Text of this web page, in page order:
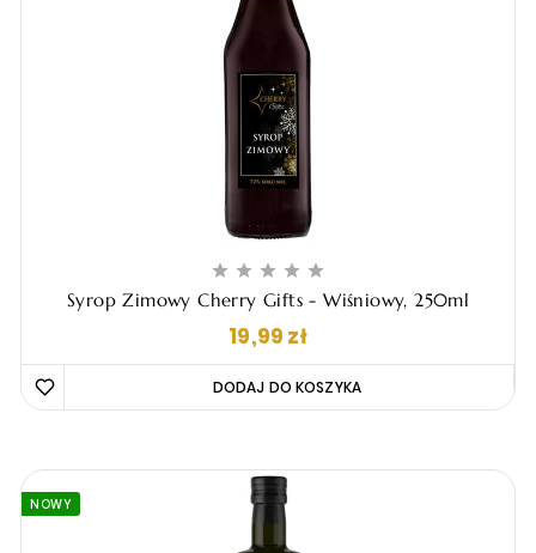
    
Syrop Zimowy Cherry Gifts - Wiśniowy, 250ml
19,99 złCena
NOWY